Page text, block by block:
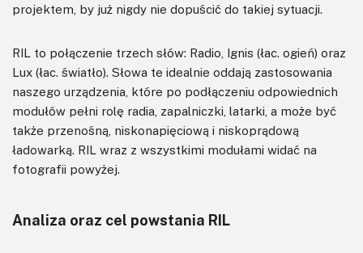
projektem, by już nigdy nie dopuścić do takiej sytuacji.
RIL to połączenie trzech słów: Radio, Ignis (łac. ogień) oraz
Lux (łac. światło). Słowa te idealnie oddają zastosowania
naszego urządzenia, które po podłączeniu odpowiednich
modułów pełni rolę radia, zapalniczki, latarki, a może być
także przenośną, niskonapięciową i niskoprądową
ładowarką. RIL wraz z wszystkimi modułami widać na
fotografii powyżej.
Analiza oraz cel powstania RIL